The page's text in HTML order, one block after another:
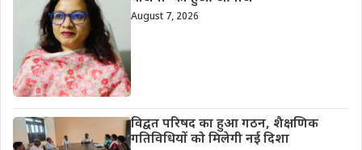
August 7, 2026
विद्वत परिषद का हुआ गठन, शैक्षणिक
गतिविधियों को मिलेगी नई दिशा